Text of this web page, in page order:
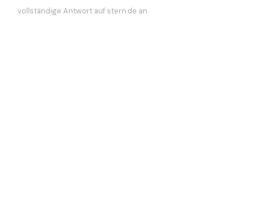
vollständige Antwort auf stern.de an